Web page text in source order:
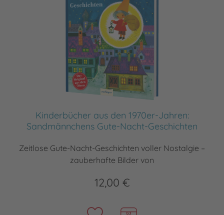
Kinderbücher aus den 1970er-Jahren:
Sandmännchens Gute-Nacht-Geschichten
Zeitlose Gute-Nacht-Geschichten voller Nostalgie –
zauberhafte Bilder von
12,00 €